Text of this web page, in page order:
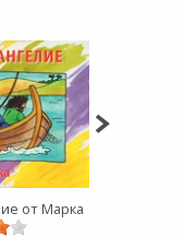
от Марка